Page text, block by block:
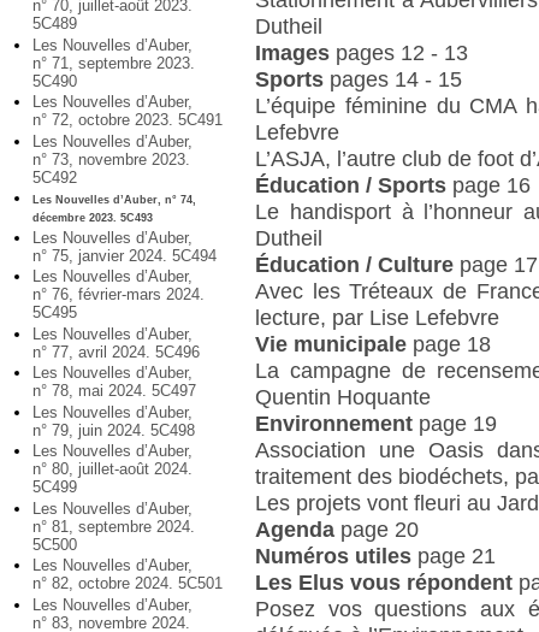
n° 70, juillet-août 2023.
5C489
Les Nouvelles d’Auber,
n° 71, septembre 2023.
5C490
Les Nouvelles d’Auber,
n° 72, octobre 2023. 5C491
Les Nouvelles d’Auber,
n° 73, novembre 2023.
5C492
Les Nouvelles d’Auber, n° 74,
décembre 2023. 5C493
Les Nouvelles d’Auber,
n° 75, janvier 2024. 5C494
Les Nouvelles d’Auber,
n° 76, février-mars 2024.
5C495
Les Nouvelles d’Auber,
n° 77, avril 2024. 5C496
Les Nouvelles d’Auber,
n° 78, mai 2024. 5C497
Les Nouvelles d’Auber,
n° 79, juin 2024. 5C498
Les Nouvelles d’Auber,
n° 80, juillet-août 2024.
5C499
Les Nouvelles d’Auber,
n° 81, septembre 2024.
5C500
Les Nouvelles d’Auber,
n° 82, octobre 2024. 5C501
Les Nouvelles d’Auber,
n° 83, novembre 2024.
Dutheil
Images pages 12 - 13
Sports pages 14 - 15
L’équipe féminine du CMA
Lefebvre
L’ASJA, l’autre club de foot
Éducation / Sports page 16
Le handisport à l’honneur
Dutheil
Éducation / Culture page 17
Avec les Tréteaux de
lecture, par Lise Lefebvre
Vie municipale page 18
La campagne de
Quentin Hoquante
Environnement page 19
Association une Oasis
traitement des biodéchets,
Les projets vont fleuri au
Agenda page 20
Numéros utiles page 21
Les Elus vous répondent
Posez vos questions aux